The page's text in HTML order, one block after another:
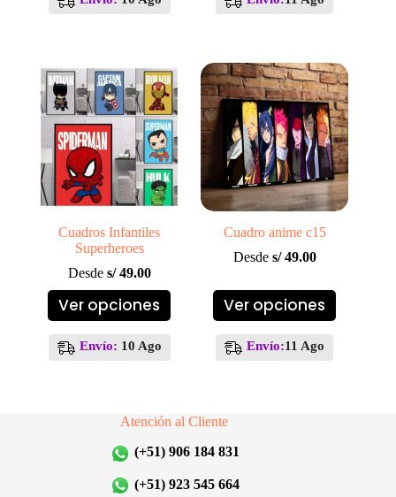
pueden
elegir
en
la
página
de
producto
se
pueden
elegir
en
la
página
de
producto
Cuadros Infantiles
Superheroes
Desde s/49.00
Ver opciones
Este
producto
múltiples
pueden
en
página
Envío: 10 Ago
Cuadro anime c15
Desde s/49.00
Ver opciones
Este
producto
múltiples
Envío:11 Ago
Atención al Cliente
(+51) 906 184 831
(+51) 923 545 664